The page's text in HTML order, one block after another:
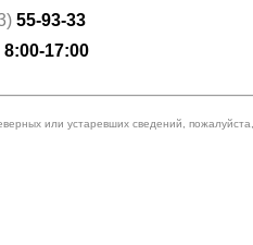
55-93-33
8:00-17:00
или устаревших сведений, пожалуйста,